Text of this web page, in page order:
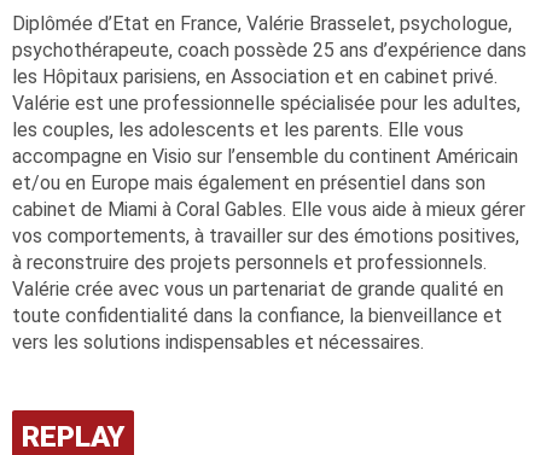
Diplômée d’Etat en France, Valérie Brasselet, psychologue,
psychothérapeute, coach possède 25 ans d’expérience dans
les Hôpitaux parisiens, en Association et en cabinet privé.
Valérie est une professionnelle spécialisée pour les adultes,
les couples, les adolescents et les parents. Elle vous
accompagne en Visio sur l’ensemble du continent Américain
et/ou en Europe mais également en présentiel dans son
cabinet de Miami à Coral Gables. Elle vous aide à mieux gérer
vos comportements, à travailler sur des émotions positives,
à reconstruire des projets personnels et professionnels.
Valérie crée avec vous un partenariat de grande qualité en
toute confidentialité dans la confiance, la bienveillance et
vers les solutions indispensables et nécessaires.
REPLAY